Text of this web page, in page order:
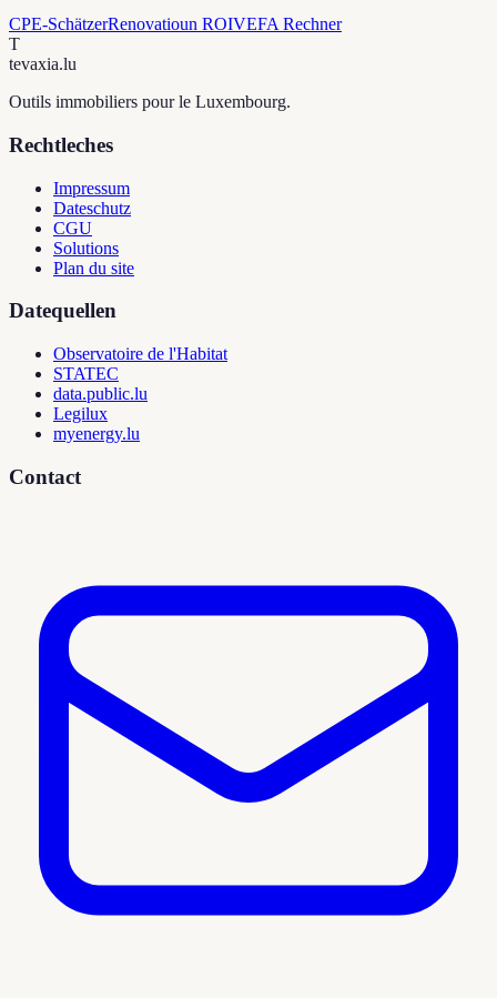
CPE-SchätzerRenovatioun ROIVEFA Rechner
T
tevaxia.lu
Outils immobiliers pour le Luxembourg.
Rechtleches
Impressum
Dateschutz
CGU
Solutions
Plan du site
Datequellen
Observatoire de l'Habitat
STATEC
data.public.lu
Legilux
myenergy.lu
Contact